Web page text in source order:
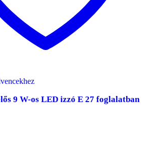
9 W-os LED izzó E 27 foglalatban